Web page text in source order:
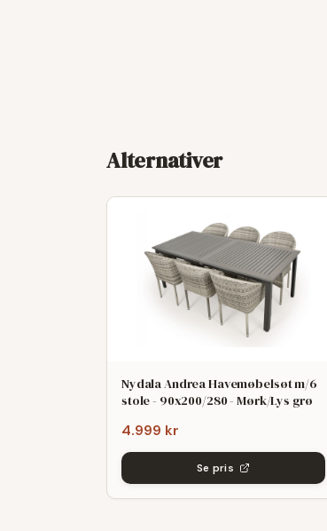
Alternativer
Nydala Andrea Havemøbelsøt m/6
stole - 90x200/280 - Mørk/Lys grø
4.999 kr
Se pris